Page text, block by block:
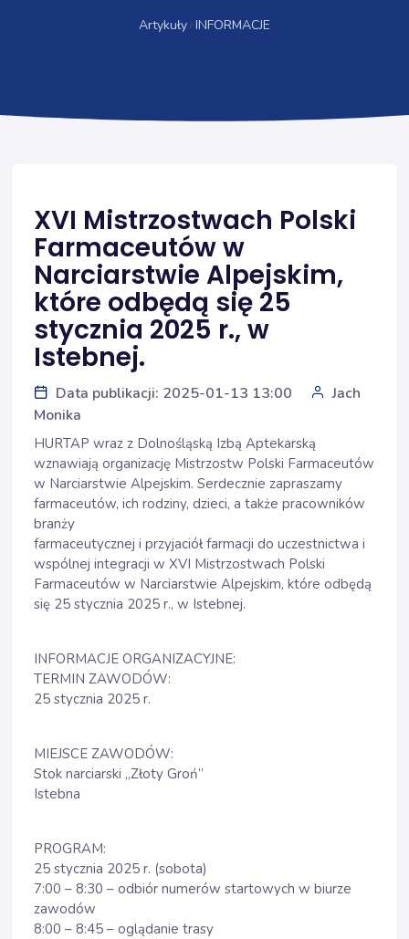
Artykuły INFORMACJE
XVI Mistrzostwach Polski
Farmaceutów w
Narciarstwie Alpejskim,
które odbędą się 25
stycznia 2025 r., w
Istebnej.
Data publikacji: 2025-01-13 13:00
Jach
Monika
HURTAP wraz z Dolnośląską Izbą Aptekarską
wznawiają organizację Mistrzostw Polski Farmaceutów
w Narciarstwie Alpejskim. Serdecznie zapraszamy
farmaceutów, ich rodziny, dzieci, a także pracowników
branży
farmaceutycznej i przyjaciół farmacji do uczestnictwa i
wspólnej integracji w XVI Mistrzostwach Polski
Farmaceutów w Narciarstwie Alpejskim, które odbędą
się 25 stycznia 2025 r., w Istebnej.
INFORMACJE ORGANIZACYJNE:
TERMIN ZAWODÓW:
25 stycznia 2025 r.
MIEJSCE ZAWODÓW:
Stok narciarski „Złoty Groń”
Istebna
PROGRAM:
25 stycznia 2025 r. (sobota)
7:00 – 8:30 – odbiór numerów startowych w biurze
zawodów
8:00 – 8:45 – oglądanie trasy